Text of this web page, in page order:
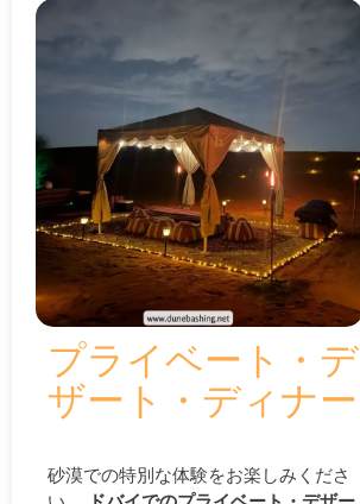
プライベート・デ
ザート・ディナー
砂漠での特別な体験をお楽しみくださ